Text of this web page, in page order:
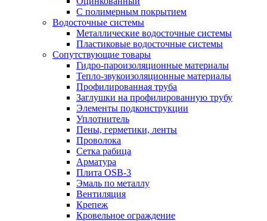
С полимерным покрытием
Водосточные системы
Металлические водосточные системы
Пластиковые водосточные системы
Сопутствующие товары
Гидро-пароизоляционные материалы
Тепло-звукоизоляционные материалы
Профилированная труба
Заглушки на профилированную трубу
Элементы подконструкции
Уплотнитель
Пены, герметики, ленты
Проволока
Сетка рабица
Арматура
Плита OSB-3
Эмаль по металлу
Вентиляция
Крепеж
Кровельное ограждение